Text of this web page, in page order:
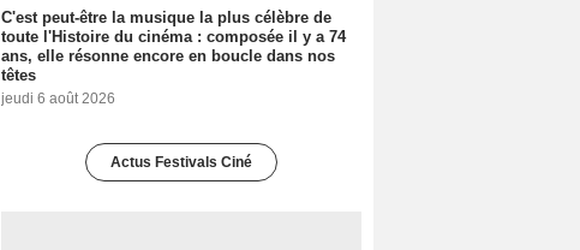
C'est peut-être la musique la plus célèbre de
toute l'Histoire du cinéma : composée il y a 74
ans, elle résonne encore en boucle dans nos
têtes
jeudi 6 août 2026
Actus Festivals Ciné